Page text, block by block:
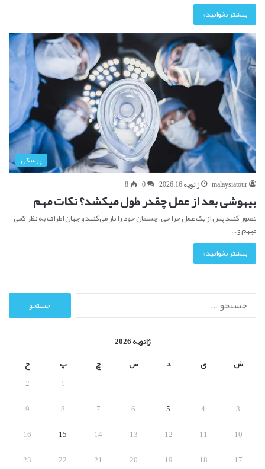
بیشتر بخوانید »
پزشکی
malaysiatour
ژانویه 16, 2026 0
8
بیهوشی بعد از عمل چقدر طول میکشد؟ نکات مهم
تصور کنید پس از یک عمل جراحی، چشمان خود را باز می‌کنید و جهان اطراف به نظر کمی
مبهم و…
بیشتر بخوانید »
ژانویه 2026
ش
ی د س چ پ
ج
1
2
3
4
5
6
7
8
9
10
11
12
13
14
15
16
17
18
19
20
21
22
23